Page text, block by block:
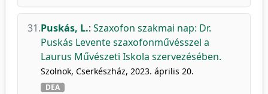
31.Puskás, L.: Szaxofon szakmai nap: Dr.
Puskás Levente szaxofonművésszel a
Laurus Művészeti Iskola szervezésében.
Szolnok, Cserkészház, 2023. április 20.
DEA